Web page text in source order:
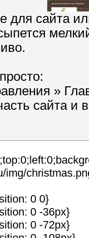
для сайта
»
сайта и
img/
0 0}
0 -36px}
0 -72px}